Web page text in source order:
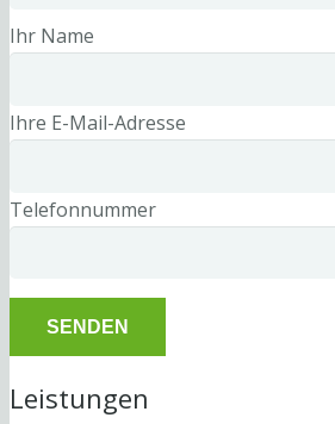
Ihr Name
Ihre E-Mail-Adresse
Telefonnummer
Leistungen